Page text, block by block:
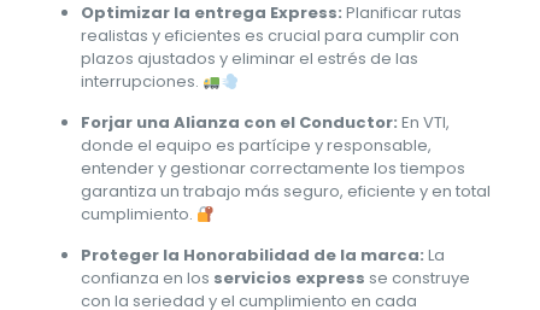
Optimizar la entrega Express: Planificar rutas
realistas y eficientes es crucial para cumplir con
plazos ajustados y eliminar el estrés de las
interrupciones.
Forjar una Alianza con el Conductor: En VTI,
donde el equipo es partícipe y responsable,
entender y gestionar correctamente los tiempos
garantiza un trabajo más seguro, eficiente y en total
cumplimiento.
Proteger la Honorabilidad de la marca: La
confianza en los servicios express se construye
con la seriedad y el cumplimiento en cada